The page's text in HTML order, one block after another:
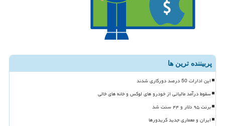
پربیننده ترین ها
این ادارات 50 درصد دورکاری شدند
سقوط درآمد مالیاتی از خودرو های لوکس و خانه های خالی
برنت ۹۵ دلار و ۴۴ سنت شد
ایران و معماری جدید کریدورها